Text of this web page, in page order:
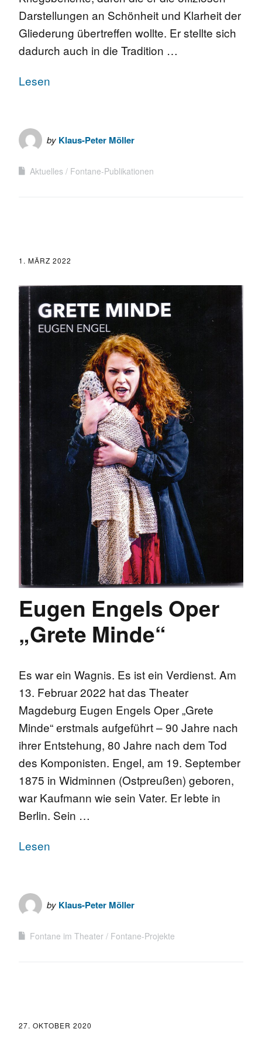
Darstellungen an Schönheit und Klarheit der
Gliederung übertreffen wollte. Er stellte sich
dadurch auch in die Tradition …
Lesen
by Klaus-Peter Möller
Aktuelles Fontane-Publikationen
1. MÄRZ 2022
Eugen Engels Oper
„Grete Minde“
Es war ein Wagnis. Es ist ein Verdienst. Am
13. Februar 2022 hat das Theater
Magdeburg Eugen Engels Oper „Grete
Minde“ erstmals aufgeführt – 90 Jahre nach
ihrer Entstehung, 80 Jahre nach dem Tod
des Komponisten. Engel, am 19. September
1875 in Widminnen (Ostpreußen) geboren,
war Kaufmann wie sein Vater. Er lebte in
Berlin. Sein …
Lesen
by Klaus-Peter Möller
Fontane im Theater Fontane-Projekte
27. OKTOBER 2020